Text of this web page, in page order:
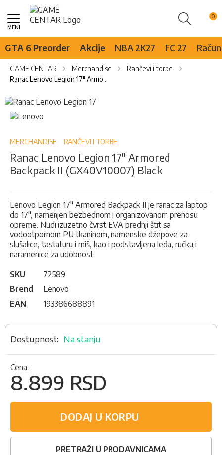
Pretraži
Skip
Content
GTA 6 Preorder Akcije NBA 2K27 FC 27
GAME CENTAR Merchandise
Rančevi i torbe
Ranac Lenovo Legion 17" Armored Backpack II (GX40V10007) Black
Skip
to
the
of
images
gallery
Skip
to
beginning
the
images
MERCHANDISE RANČEVI I TORBE
Ranac Lenovo Legion 17" Armored
Backpack II (GX40V10007) Black
Lenovo Legion 17" Armored Backpack II je ranac za laptop
do 17", namenjen bezbednom i organizovanom prenosu
opreme. Nudi izuzetno čvrst EVA prednji štit sa
vodootpornom PU tkaninom, namenske džepove za
slušalice, tastaturu i miš, kao i podstavljena leđa, ručku i
naramenice za udobnost.
SKU
72589
Brend
Lenovo
EAN
193386688891
Na stanju
Cena:
8.899 RSD
DODAJ U KORPU
PRETRAŽI U PRODAVNICAMA